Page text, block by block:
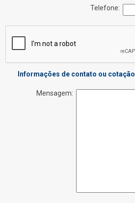
Telefone:
Informações de contato ou cotação
Mensagem: